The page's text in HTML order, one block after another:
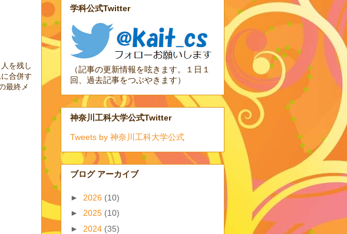
を残し
合併す
最終メ
学科公式Twitter
（記事の更新情報を呟きます。１日１
回、過去記事をつぶやきます）
神奈川工科大学公式Twitter
Tweets by 神奈川工科大学公式
ブログ アーカイブ
► 2026 (10)
► 2025 (10)
► 2024 (35)